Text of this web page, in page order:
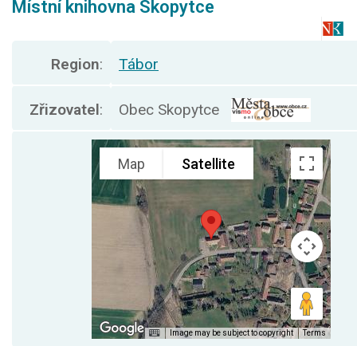
Místní knihovna Skopytce
Region: Tábor
Zřizovatel: Obec Skopytce